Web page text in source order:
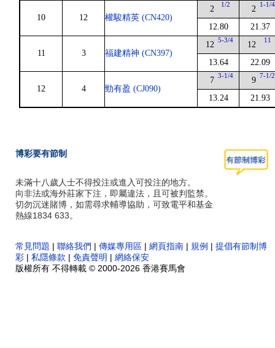
10 12 權駿精英 (CN420)
2 1/2
12.80
2 1-1/4
21.37
11 3 福建精神 (CN397)
12 5-3/4
13.64
12 11
22.09
12 4 勁有盈 (CJ090)
7 3-1/4
13.24
9 7-1/2
21.93
博彩要有節制
未滿十八歲人士不得投注或進入可投注的地方。
向非法或海外莊家下注，即屬違法，且可被判監禁。
切勿沉迷賭博，如需尋求輔導協助，可致電平和基金
熱線1834 633。
常見問題 | 聯絡我們 | 傳媒專用區 | 網頁指南 | 規例 | 提倡有節制博
彩 | 私隱條款 | 免責聲明 | 網絡保安
版權所有 不得轉載 © 2000-2026 香港賽馬會